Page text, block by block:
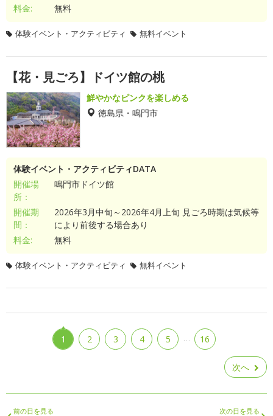
料金:
無料
体験イベント・アクティビティ 無料イベント
【花・見ごろ】ドイツ館の桃
鮮やかなピンクを楽しめる
徳島県・鳴門市
体験イベント・アクティビティDATA
開催場
所：
鳴門市ドイツ館
開催期
間：
2026年3月中旬～2026年4月上旬 見ごろ時期は気候等
により前後する場合あり
料金:
無料
体験イベント・アクティビティ 無料イベント
1 2 3 4 5 … 16
次へ
前の日を見る 次の日を見る